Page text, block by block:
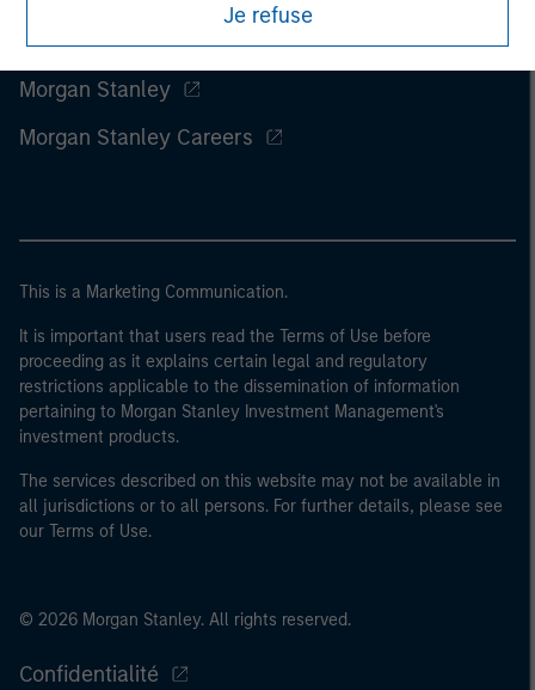
Je refuse
Morgan Stanley
Morgan Stanley Careers
This is a Marketing Communication.
It is important that users read the Terms of Use before
proceeding as it explains certain legal and regulatory
restrictions applicable to the dissemination of information
pertaining to Morgan Stanley Investment Management's
investment products.
The services described on this website may not be available in
all jurisdictions or to all persons. For further details, please see
our Terms of Use.
© 2026 Morgan Stanley. All rights reserved.
Confidentialité